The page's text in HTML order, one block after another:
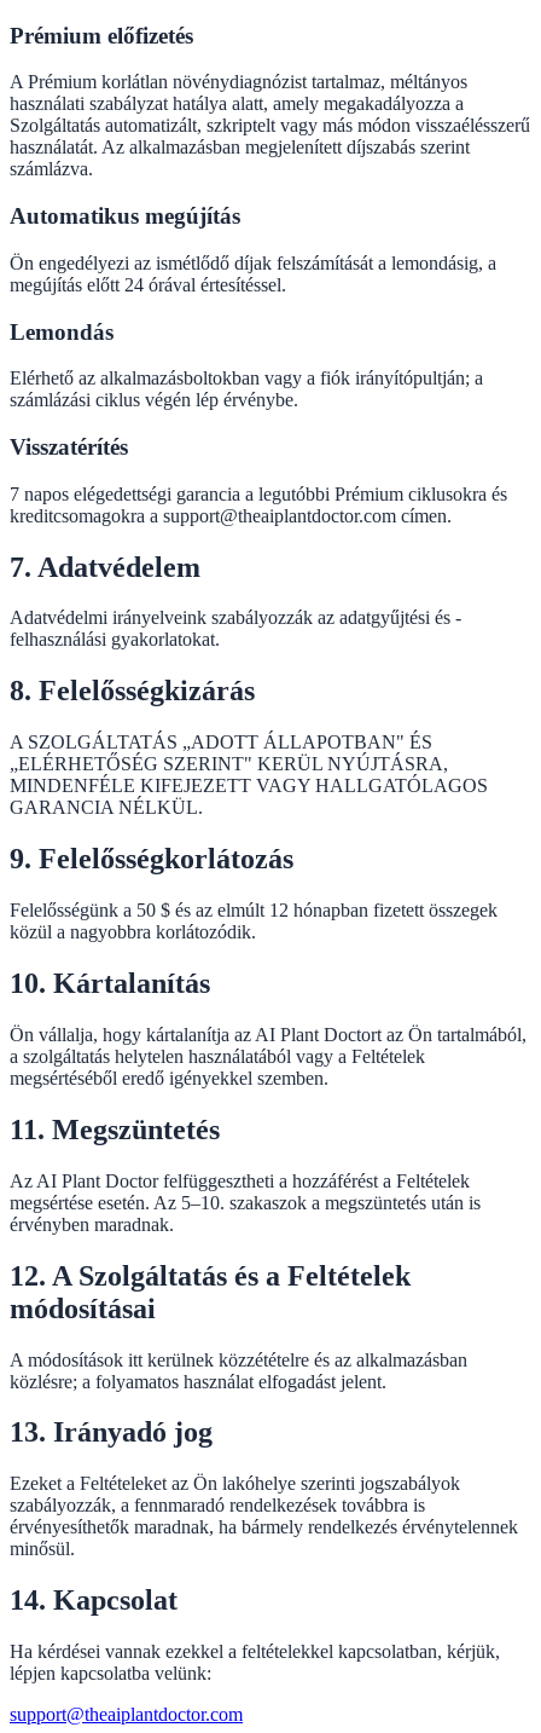
Prémium előfizetés
A Prémium korlátlan növénydiagnózist tartalmaz, méltányos
használati szabályzat hatálya alatt, amely megakadályozza a
Szolgáltatás automatizált, szkriptelt vagy más módon visszaélésszerű
használatát. Az alkalmazásban megjelenített díjszabás szerint
számlázva.
Automatikus megújítás
Ön engedélyezi az ismétlődő díjak felszámítását a lemondásig, a
megújítás előtt 24 órával értesítéssel.
Lemondás
Elérhető az alkalmazásboltokban vagy a fiók irányítópultján; a
számlázási ciklus végén lép érvénybe.
Visszatérítés
7 napos elégedettségi garancia a legutóbbi Prémium ciklusokra és
kreditcsomagokra a support@theaiplantdoctor.com címen.
7. Adatvédelem
Adatvédelmi irányelveink szabályozzák az adatgyűjtési és -
felhasználási gyakorlatokat.
8. Felelősségkizárás
A SZOLGÁLTATÁS „ADOTT ÁLLAPOTBAN" ÉS
„ELÉRHETŐSÉG SZERINT" KERÜL NYÚJTÁSRA,
MINDENFÉLE KIFEJEZETT VAGY HALLGATÓLAGOS
GARANCIA NÉLKÜL.
9. Felelősségkorlátozás
Felelősségünk a 50 $ és az elmúlt 12 hónapban fizetett összegek
közül a nagyobbra korlátozódik.
10. Kártalanítás
Ön vállalja, hogy kártalanítja az AI Plant Doctort az Ön tartalmából,
a szolgáltatás helytelen használatából vagy a Feltételek
megsértéséből eredő igényekkel szemben.
11. Megszüntetés
Az AI Plant Doctor felfüggesztheti a hozzáférést a Feltételek
megsértése esetén. Az 5–10. szakaszok a megszüntetés után is
érvényben maradnak.
12. A Szolgáltatás és a Feltételek
módosításai
A módosítások itt kerülnek közzétételre és az alkalmazásban
közlésre; a folyamatos használat elfogadást jelent.
13. Irányadó jog
Ezeket a Feltételeket az Ön lakóhelye szerinti jogszabályok
szabályozzák, a fennmaradó rendelkezések továbbra is
érvényesíthetők maradnak, ha bármely rendelkezés érvénytelennek
minősül.
14. Kapcsolat
Ha kérdései vannak ezekkel a feltételekkel kapcsolatban, kérjük,
lépjen kapcsolatba velünk:
support@theaiplantdoctor.com